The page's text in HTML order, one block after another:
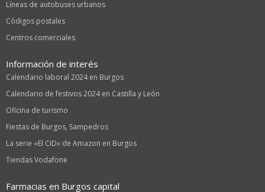
Líneas de autobuses urbanos
Códigos postales
Centros comerciales
Información de interés
Calendario laboral 2024 en Burgos
Calendario de festivos 2024 en Castilla y León
Oficina de turismo
Fiestas de Burgos, Sampedros
La serie «El CID» de Amazon en Burgos
Tiendas Vodafone
Farmacias en Burgos capital